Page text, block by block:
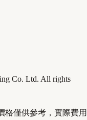
Co. Ltd. All rights
格僅供參考，實際費用